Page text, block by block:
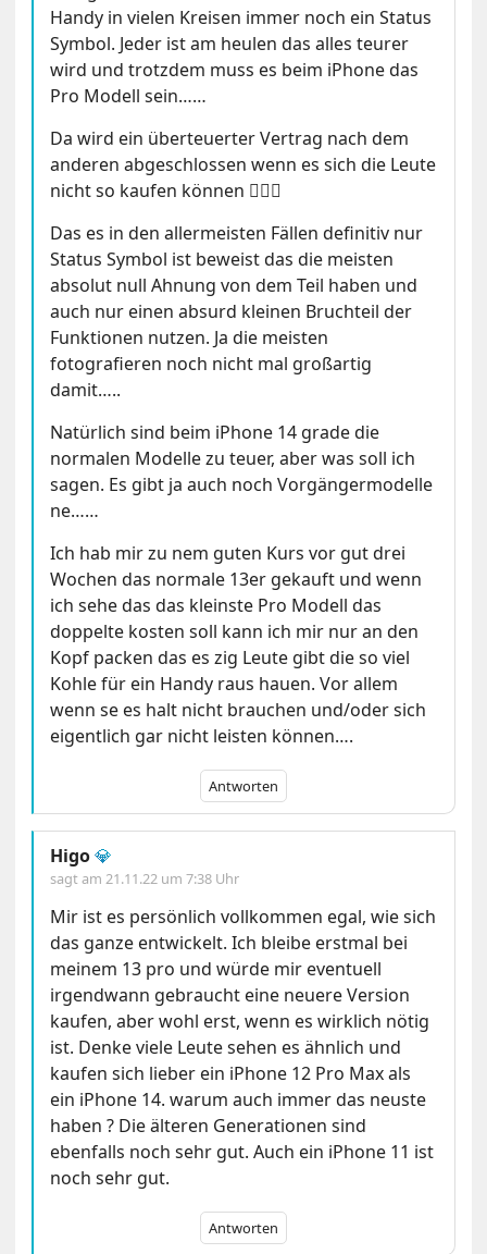
Handy in vielen Kreisen immer noch ein Status
Symbol. Jeder ist am heulen das alles teurer
wird und trotzdem muss es beim iPhone das
Pro Modell sein……
Da wird ein überteuerter Vertrag nach dem
anderen abgeschlossen wenn es sich die Leute
nicht so kaufen können 🤦🏼‍♂️
Das es in den allermeisten Fällen definitiv nur
Status Symbol ist beweist das die meisten
absolut null Ahnung von dem Teil haben und
auch nur einen absurd kleinen Bruchteil der
Funktionen nutzen. Ja die meisten
fotografieren noch nicht mal großartig
damit…..
Natürlich sind beim iPhone 14 grade die
normalen Modelle zu teuer, aber was soll ich
sagen. Es gibt ja auch noch Vorgängermodelle
ne……
Ich hab mir zu nem guten Kurs vor gut drei
Wochen das normale 13er gekauft und wenn
ich sehe das das kleinste Pro Modell das
doppelte kosten soll kann ich mir nur an den
Kopf packen das es zig Leute gibt die so viel
Kohle für ein Handy raus hauen. Vor allem
wenn se es halt nicht brauchen und/oder sich
eigentlich gar nicht leisten können….
Antworten
Higo💎
sagt am21.11.22 um 7:38 Uhr
Mir ist es persönlich vollkommen egal, wie sich
das ganze entwickelt. Ich bleibe erstmal bei
meinem 13 pro und würde mir eventuell
irgendwann gebraucht eine neuere Version
kaufen, aber wohl erst, wenn es wirklich nötig
ist. Denke viele Leute sehen es ähnlich und
kaufen sich lieber ein iPhone 12 Pro Max als
ein iPhone 14. warum auch immer das neuste
haben ? Die älteren Generationen sind
ebenfalls noch sehr gut. Auch ein iPhone 11 ist
noch sehr gut.
Antworten